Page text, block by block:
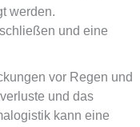
werden.
und eine
vor Regen und
und das
kann eine